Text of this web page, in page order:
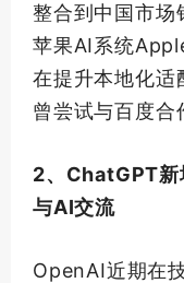
整合到中国市
苹果AI系统
在提升本地化适
曾尝试与百度合
2、ChatGPT新
与AI交流
OpenAI近期在